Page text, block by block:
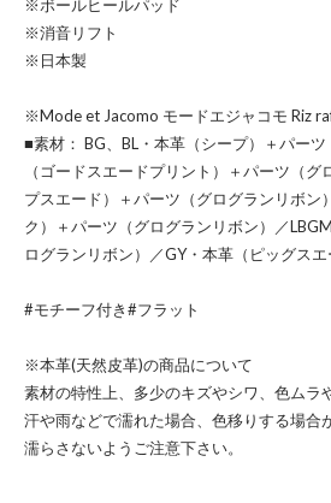
※ボールヒールパッド
※消音リフト
※日本製
※Mode et Jacomo モードエジャコモ Riz
■素材： BG、BL・本革（シープ）＋パー
（ゴードスエードプリント）＋パーツ（
プスエード）＋パーツ（グログランリボン
ク）＋パーツ（グログランリボン）／
ログランリボン）／GY・本革（ピッグス
#モチーフ付き#フラット
※本革(天然皮革)の商品について
素材の特性上、多少のキズやシワ、色ムラ
汗や雨などで濡れた場合、色移りする場合
濡らさないようご注意下さい。